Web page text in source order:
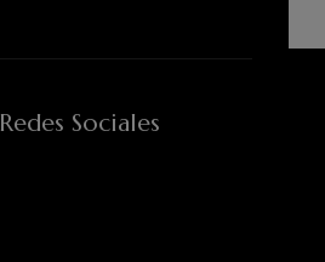
Redes Sociales